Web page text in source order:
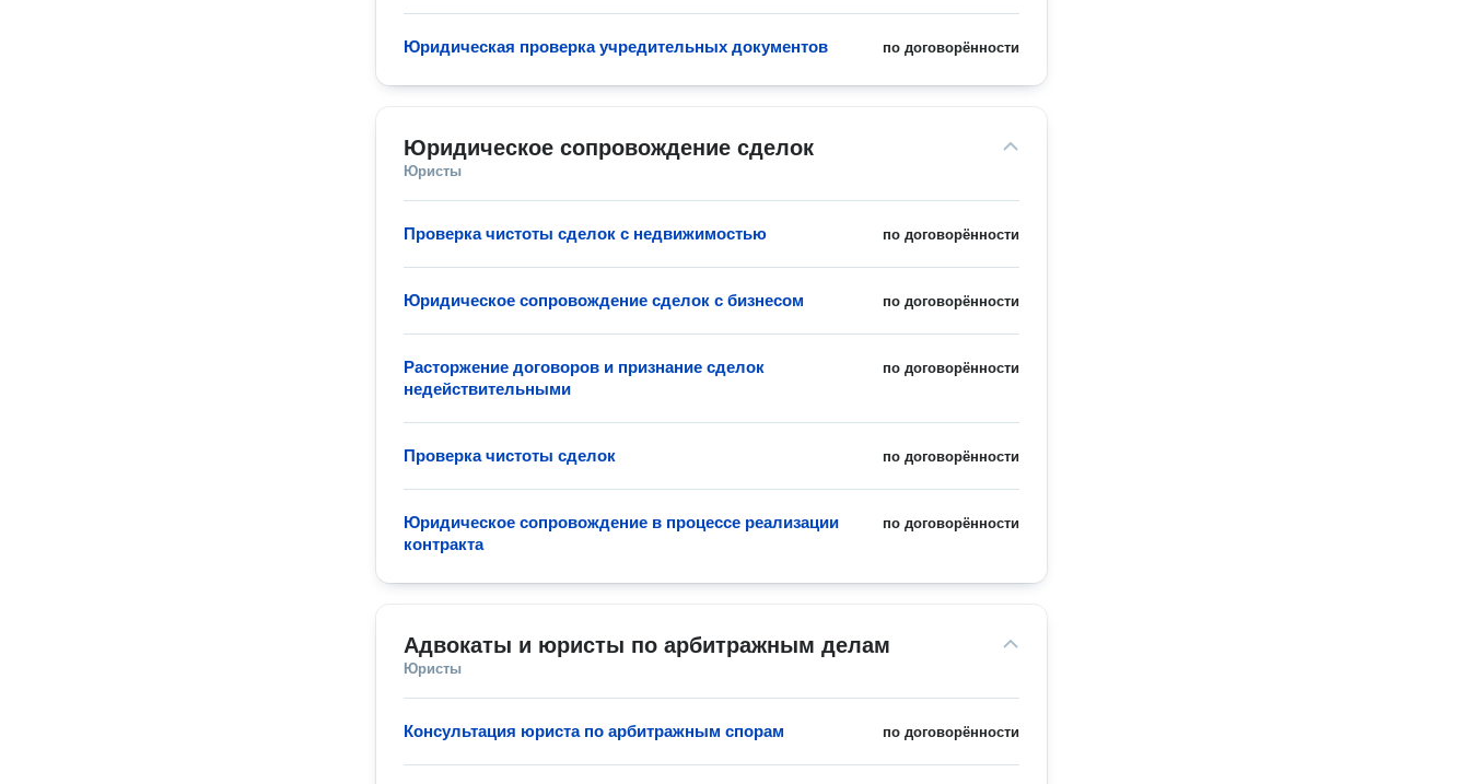
по договорённости
Юридическая проверка учредительных документов
Юридическое сопровождение сделок
Юристы
по договорённости
Проверка чистоты сделок с недвижимостью
по договорённости
Юридическое сопровождение сделок с бизнесом
по договорённости
Расторжение договоров и признание сделок
недействительными
по договорённости
Проверка чистоты сделок
по договорённости
Юридическое сопровождение в процессе реализации
контракта
Адвокаты и юристы по арбитражным делам
Юристы
по договорённости
Консультация юриста по арбитражным спорам